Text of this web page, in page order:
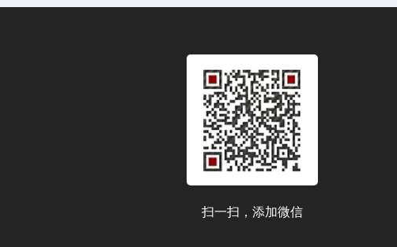
扫一扫，添加微信